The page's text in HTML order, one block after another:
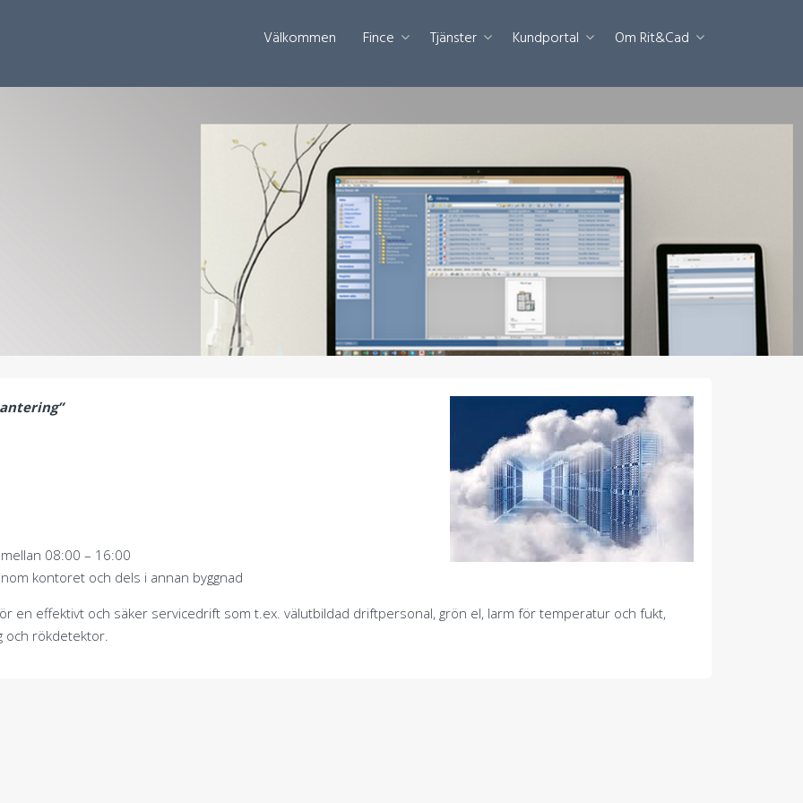
Välkommen Fince Tjänster Kundportal Om Rit&Cad
08:00 – 16:00
kontoret och dels i annan byggnad
en effektivt och säker servicedrift som t.ex. välutbildad driftpersonal, grön el, larm för temperatur och fukt,
och rökdetektor.